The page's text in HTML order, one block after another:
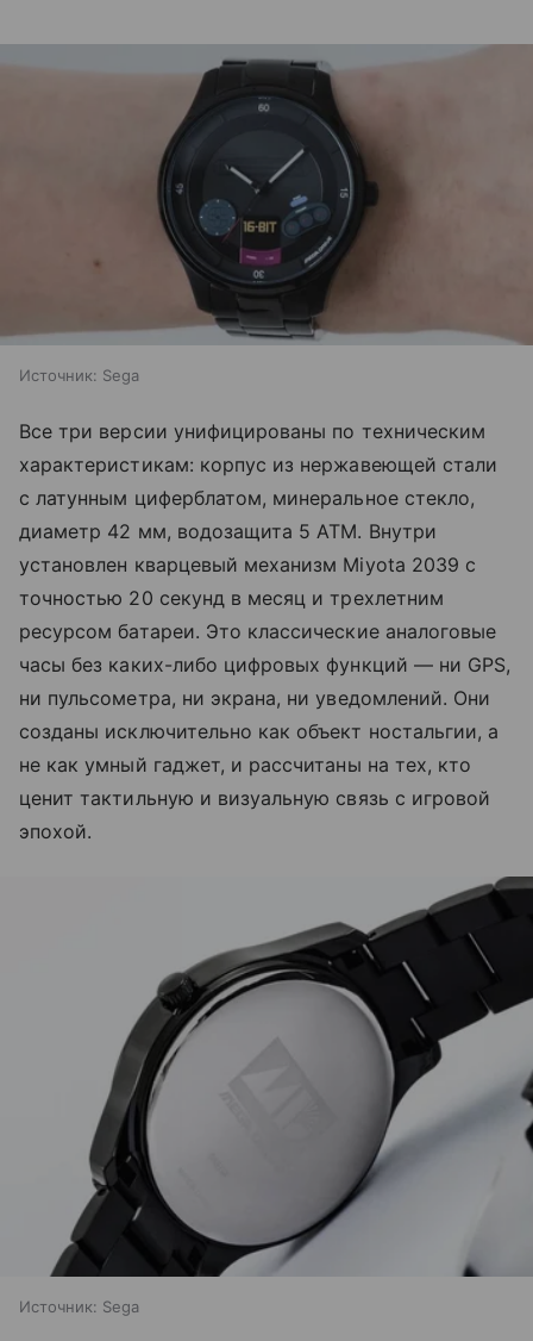
Источник: Sega
Все три версии унифицированы по техническим
характеристикам: корпус из нержавеющей стали
с латунным циферблатом, минеральное стекло,
диаметр 42 мм, водозащита 5 ATM. Внутри
установлен кварцевый механизм Miyota 2039 с
точностью 20 секунд в месяц и трехлетним
ресурсом батареи. Это классические аналоговые
часы без каких-либо цифровых функций — ни GPS,
ни пульсометра, ни экрана, ни уведомлений. Они
созданы исключительно как объект ностальгии, а
не как умный гаджет, и рассчитаны на тех, кто
ценит тактильную и визуальную связь с игровой
эпохой.
Источник: Sega